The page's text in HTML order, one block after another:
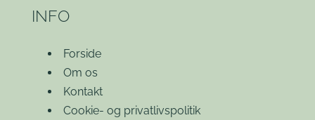
INFO
Forside
Om os
Kontakt
Cookie- og privatlivspolitik